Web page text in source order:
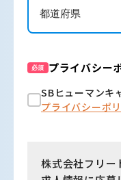
必須 プライバシー
SBヒューマンキ
プライバシーポ
株式会社フリー